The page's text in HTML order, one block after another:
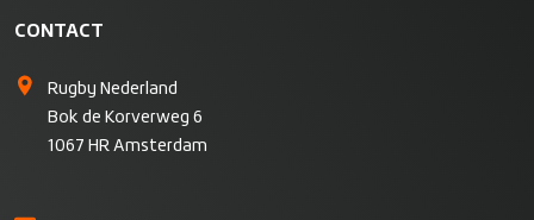
CONTACT
Rugby Nederland
Bok de Korverweg 6
1067 HR Amsterdam